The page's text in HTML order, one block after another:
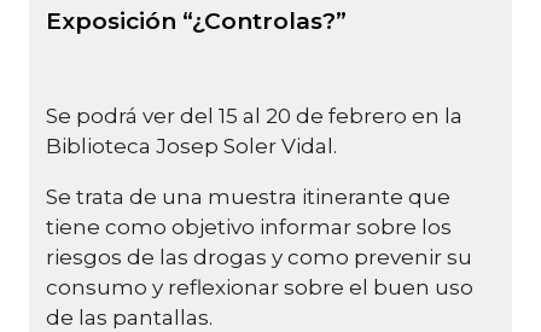
Exposición “¿Controlas?”
Se podrá ver del 15 al 20 de febrero en la
Biblioteca Josep Soler Vidal.
Se trata de una muestra itinerante que
tiene como objetivo informar sobre los
riesgos de las drogas y como prevenir su
consumo y reflexionar sobre el buen uso
de las pantallas.